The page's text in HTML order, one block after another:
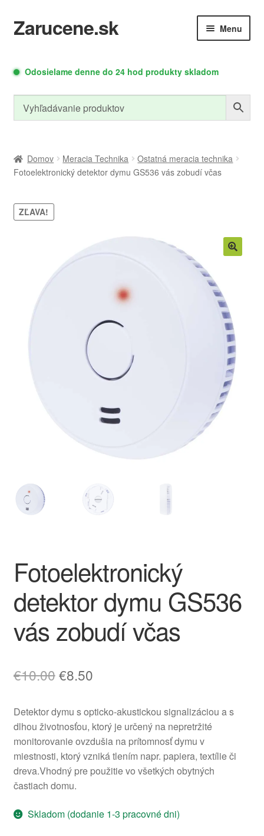
Preskočiť
na
Preskočiť
na
Zarucene.sk Menu
Autodoplnky
podradené
menu
Meracia
Technika
menu
Cyklo doplnky
Rozbaliť
menu
PC doplnky
podradené
Rozbaliť
menu
Kontakt
Odosielame denne do 24 hod produkty skladom
Domov Meracia Technika
Ostatná meracia technika
Fotoelektronický detektor dymu GS536 vás zobudí včas
ZĽAVA!
Fotoelektronický
detektor dymu GS536
vás zobudí včas
€10.00Pôvodná
bola:
€10.00.
€8.50Aktuálna
je:
€8.50.
Detektor dymu s opticko-akustickou signalizáciou a s
dlhou životnosťou, ktorý je určený na nepretržité
monitorovanie ovzdušia na prítomnosť dymu v
miestnosti, ktorý vzniká tlením napr. papiera, textílie či
dreva.Vhodný pre použitie vo všetkých obytných
častiach domu.
Skladom (dodanie 1-3 pracovné dni)